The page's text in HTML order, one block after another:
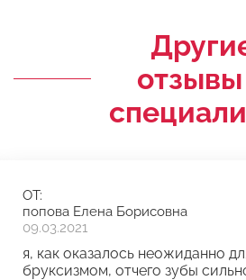
ОТ:
попова Елена Борисовна
09.03.2021
я, как оказалось неожиданно
бруксизмом, отчего зубы